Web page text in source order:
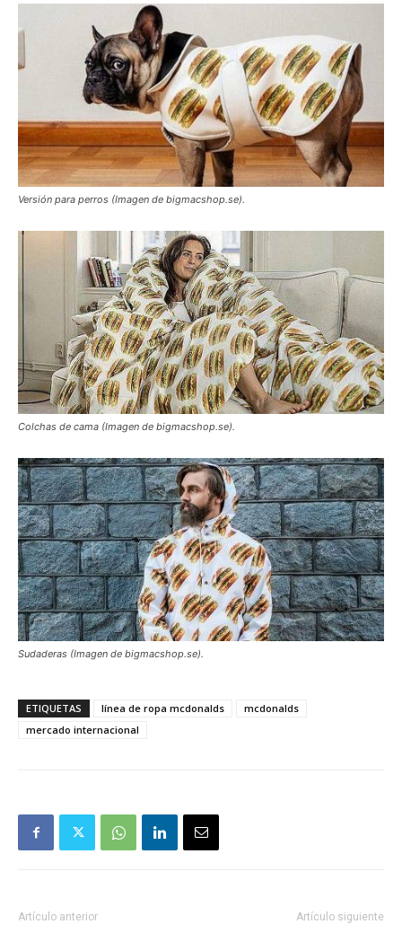
Versión para perros (Imagen de bigmacshop.se).
Colchas de cama (Imagen de bigmacshop.se).
Sudaderas (Imagen de bigmacshop.se).
ETIQUETAS línea de ropa mcdonalds
mcdonalds
mercado internacional
Artículo anterior Artículo siguiente